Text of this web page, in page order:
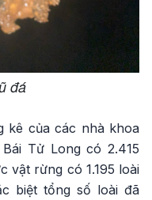
đá
kê của các nhà khoa
Tử Long có 2.415
vật rừng có 1.195 loài
biệt tổng số loài đã